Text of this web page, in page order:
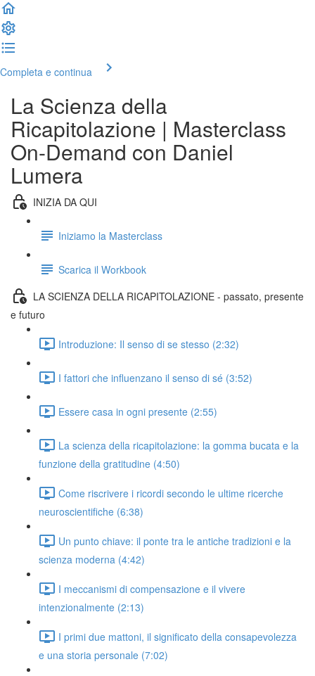
Completa e continua
La Scienza della
Ricapitolazione | Masterclass
On-Demand con Daniel
Lumera
INIZIA DA QUI
Iniziamo la Masterclass
Scarica il Workbook
LA SCIENZA DELLA RICAPITOLAZIONE - passato, presente
e futuro
Introduzione: Il senso di se stesso (2:32)
I fattori che influenzano il senso di sé (3:52)
Essere casa in ogni presente (2:55)
La scienza della ricapitolazione: la gomma bucata e la
funzione della gratitudine (4:50)
Come riscrivere i ricordi secondo le ultime ricerche
neuroscientifiche (6:38)
Un punto chiave: il ponte tra le antiche tradizioni e la
scienza moderna (4:42)
I meccanismi di compensazione e il vivere
intenzionalmente (2:13)
I primi due mattoni, il significato della consapevolezza
e una storia personale (7:02)